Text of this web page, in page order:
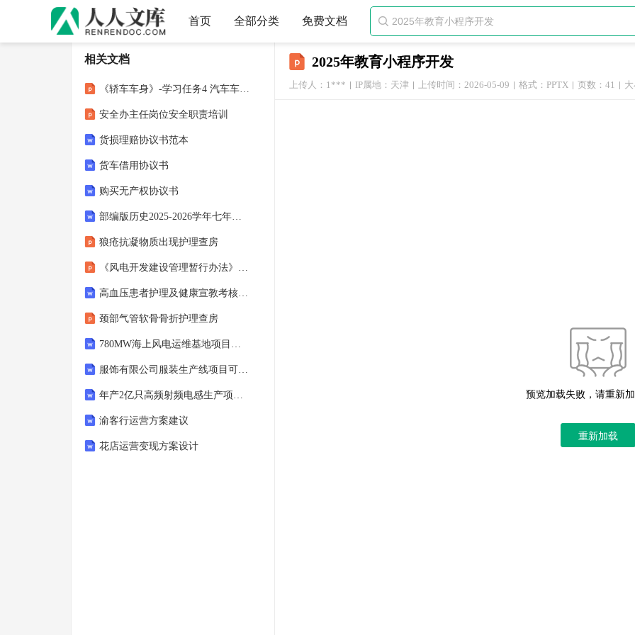
首页 全部分类 免费文档 
2025年教育小程序开发
上传人：1*** IP属地：天津 上传时间：2026-05-09 格式：PPTX 页数：41
预览加载失败，请重新
重新加载
相关文档
《轿车车身》-学习任务4 汽车车灯及灯泡的拆装与更换
安全办主任岗位安全职责培训
货损理赔协议书范本
货车借用协议书
购买无产权协议书
部编版历史2025-2026学年七年级下学期期末调研卷（八）（含答案）
狼疮抗凝物质出现护理查房
《风电开发建设管理暂行办法》培训课件
高血压患者护理及健康宣教考核试题及答案解析
颈部气管软骨骨折护理查房
780MW海上风电运维基地项目可行性研究报告
服饰有限公司服装生产线项目可行性研究报告
年产2亿只高频射频电感生产项目可行性研究报告
渝客行运营方案建议
花店运营变现方案设计